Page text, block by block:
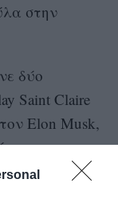
στην
δύο
Saint Claire
Elon Musk,